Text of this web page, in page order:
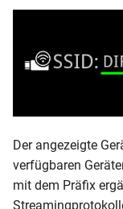
Der angezeigte
verfügbaren
mit dem Präfix